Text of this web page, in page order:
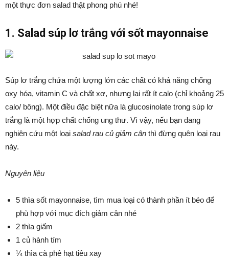
một thực đơn salad thật phong phú nhé!
1. Salad súp lơ trắng với sốt mayonnaise
Súp lơ trắng chứa một lượng lớn các chất có khả năng chống
oxy hóa, vitamin C và chất xơ, nhưng lại rất ít calo (chỉ khoảng 25
calo/ bông). Một điều đặc biệt nữa là glucosinolate trong súp lơ
trắng là một hợp chất chống ung thư. Vì vậy, nếu bạn đang
nghiên cứu một loại salad rau củ giảm cân thì đừng quên loại rau
này.
Nguyên liệu
5 thìa sốt mayonnaise, tìm mua loại có thành phần ít béo để
phù hợp với mục đích giảm cân nhé
2 thìa giấm
1 củ hành tím
¼ thìa cà phê hạt tiêu xay